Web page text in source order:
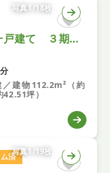
写真1/18枚
大津市堅田１丁目 新築一戸建て ３期 １号棟
建物112.2m²（約
坪）
済
写真1/19枚